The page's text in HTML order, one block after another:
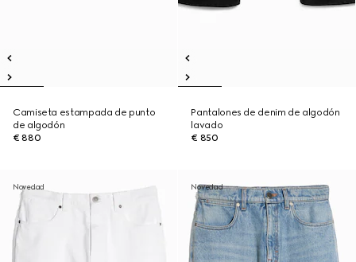
Camiseta estampada de punto
de algodón
€ 880
Pantalones de denim de algodón
lavado
€ 850
Novedad Novedad